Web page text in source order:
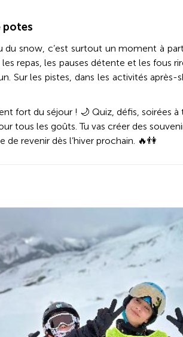
potes
du snow, c’est surtout un moment à
repas, les pauses détente et les fous
Sur les pistes, dans les activités
fort du séjour ! 🌙 Quiz, défis, soirées
tous les goûts. Tu vas créer des
revenir dès l’hiver prochain. 🔥👫